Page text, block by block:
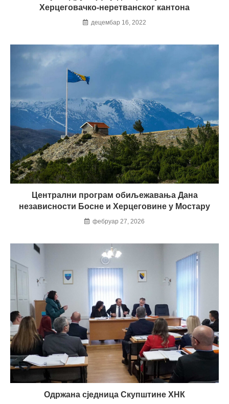
Херцеговачко-неретванског кантона
децембар 16, 2022
Централни програм обиљежавања Дана
независности Босне и Херцеговине у Мостару
фебруар 27, 2026
Одржана сједница Скупштине ХНК